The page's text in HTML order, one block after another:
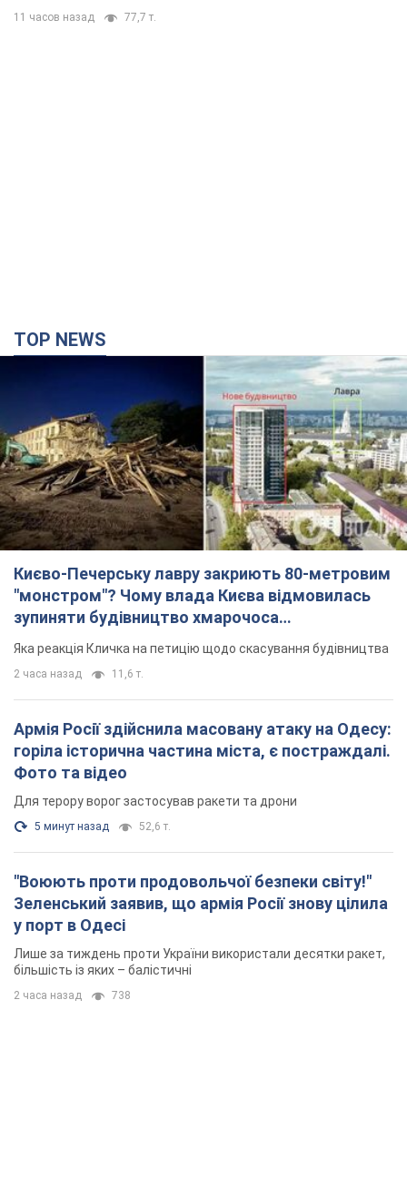
11 часов назад 77,7 т.
TOP NEWS
Києво-Печерську лавру закриють 80-метровим
"монстром"? Чому влада Києва відмовилась
зупиняти будівництво хмарочоса
"московського вірянина"
Яка реакція Кличка на петицію щодо скасування будівництва
2 часа назад 11,6 т.
Армія Росії здійснила масовану атаку на Одесу:
горіла історична частина міста, є постраждалі.
Фото та відео
Для терору ворог застосував ракети та дрони
5 минут назад 52,6 т.
"Воюють проти продовольчої безпеки світу!"
Зеленський заявив, що армія Росії знову цілила
у порт в Одесі
Лише за тиждень проти України використали десятки ракет,
більшість із яких – балістичні
2 часа назад 738